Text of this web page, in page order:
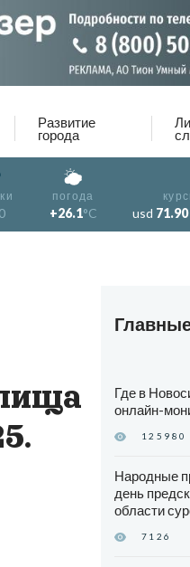
Развитие
города
погода
+26.1°C usd 71.90
Где в
онлайн-
125980
Народные
день
области
7126